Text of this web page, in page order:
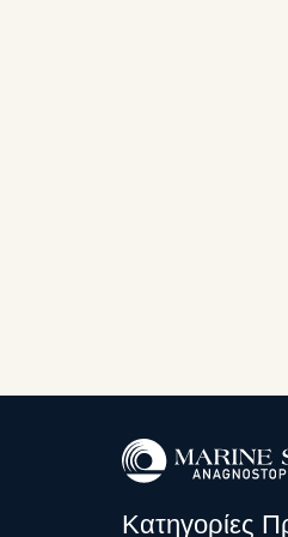
Κατηγορίες